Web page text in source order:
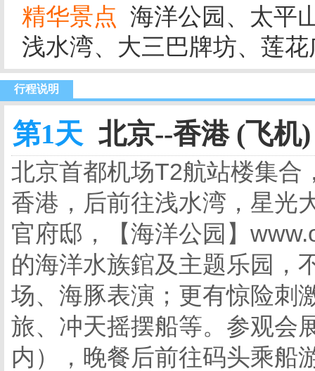
精华景点 海洋公园、太平
浅水湾、大三巴牌坊、莲
行程说明
第1天 北京--香港 (飞机)
北京首都机场T2航站楼集合
香港，后前往浅水湾，星光
官府邸，【海洋公园】
的海洋水族錧及主题乐园，
场、海豚表演；更有惊险刺
旅、冲天摇摆船等。参观会
内），晚餐后前往码头乘船